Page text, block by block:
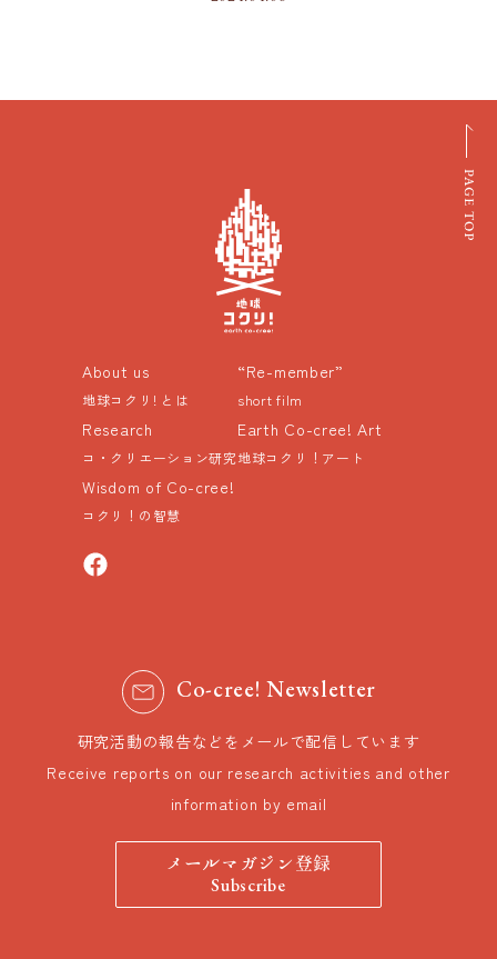
About us
地球コクリ! とは
“Re-member”
short film
Research
コ・クリエーション研究
Earth Co-cree! Art
地球コクリ！アート
Wisdom of Co-cree!
コクリ！の智慧
Co-cree! Newsletter
研究活動の報告などをメールで配信しています
Receive reports on our research activities and other
information by email
メールマガジン登録
Subscribe